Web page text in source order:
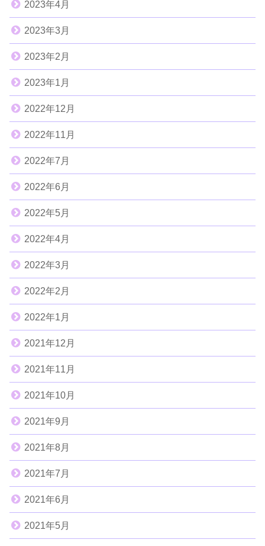
2023年4月
2023年3月
2023年2月
2023年1月
2022年12月
2022年11月
2022年7月
2022年6月
2022年5月
2022年4月
2022年3月
2022年2月
2022年1月
2021年12月
2021年11月
2021年10月
2021年9月
2021年8月
2021年7月
2021年6月
2021年5月